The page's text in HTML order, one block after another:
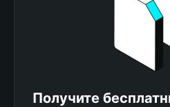
Получите